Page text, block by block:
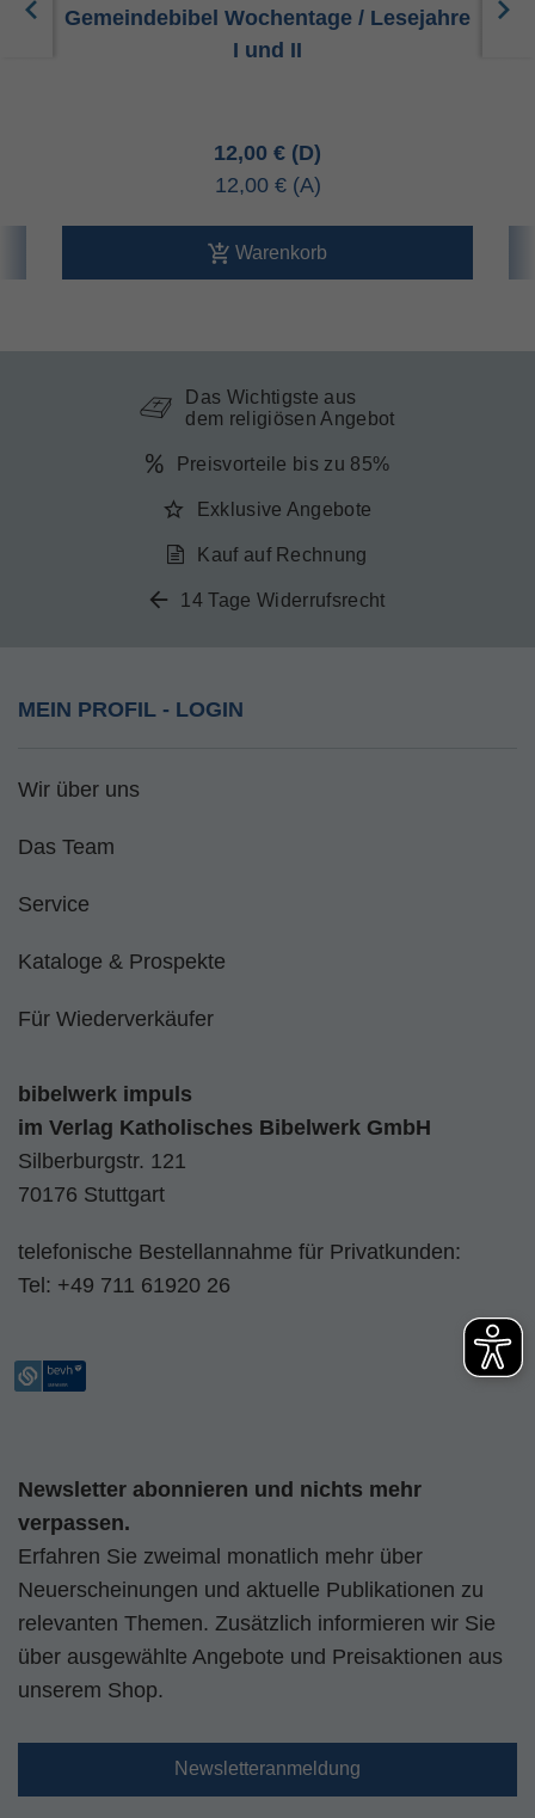
Gemeindebibel Wochentage / Lesejahre
I und II
12,00 €
12,00 €
Warenkorb
Das Wichtigste aus
dem religiösen Angebot
Preisvorteile bis zu 85%
Exklusive Angebote
Kauf auf Rechnung
14 Tage Widerrufsrecht
MEIN PROFIL - LOGIN
Wir über uns
Das Team
Service
Kataloge & Prospekte
Für Wiederverkäufer
bibelwerk impuls
im Verlag Katholisches Bibelwerk GmbH
Silberburgstr. 121
70176 Stuttgart
telefonische Bestellannahme für Privatkunden:
Tel: +49 711 61920 26
Newsletter abonnieren und nichts mehr
verpassen.
Erfahren Sie zweimal monatlich mehr über
Neuerscheinungen und aktuelle Publikationen zu
relevanten Themen. Zusätzlich informieren wir Sie
über ausgewählte Angebote und Preisaktionen aus
unserem Shop.
Newsletteranmeldung